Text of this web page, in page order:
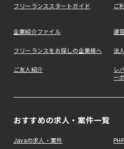
フリーランススタートガイド ご
企業紹介ファイル 運
フリーランスをお探しの企業様へ 法
ご友人紹介
レ
ー
おすすめの求人・案件一覧
Javaの求人・案件